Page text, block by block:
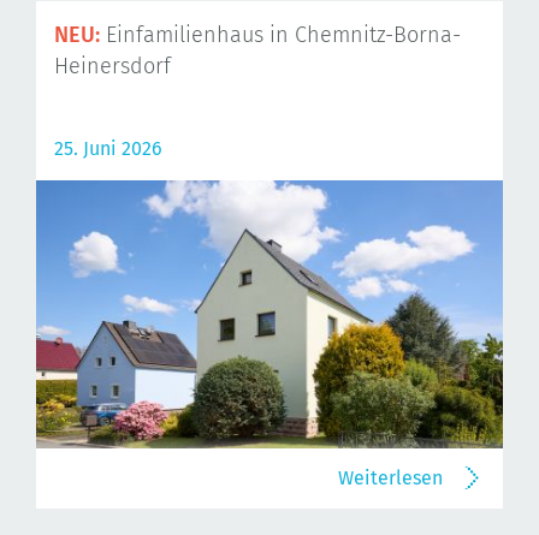
NEU: Einfamilienhaus in Chemnitz-Borna-
Heinersdorf
25. Juni 2026
Weiterlesen